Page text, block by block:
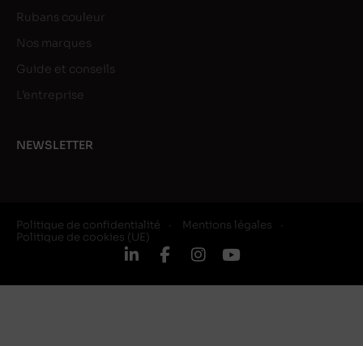
Rubans couleur
Nos marques
Guide et conseils
L’entreprise
NEWSLETTER
Politique de confidentialité
Mentions légales
Politique de cookies (UE)